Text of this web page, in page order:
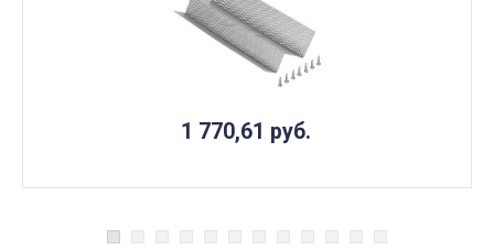
1 770,61 руб.